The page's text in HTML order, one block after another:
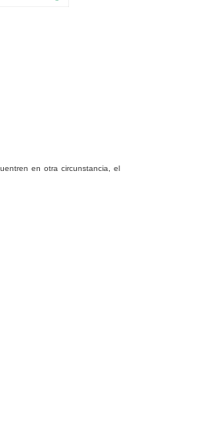
en otra circunstancia, el